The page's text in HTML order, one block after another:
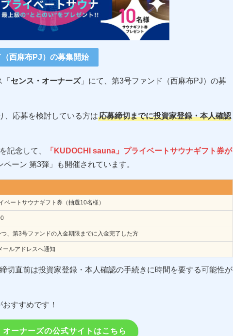
西麻布PJ）の募集開始
センス・オーナーズ」にて、第3号ファンド（西麻布PJ）の募
、応募を検討している方は応募締切までに投資家登録・本人確認
記念して、
「KUDOCHI sauna」プライベートサウナギフト券が
ペーン 第3弾」も開催されています。
ベートサウナギフト券（抽選10名様）
、第3号ファンドの入金期限までに入金完了した方
ールアドレスへ通知
切直前は投資家登録・本人確認の手続きに時間を要する可能性が
すすめです！
オーナーズの公式サイトはこちら